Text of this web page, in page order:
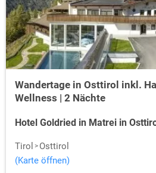
Wandertage in Osttirol inkl.
Wellness | 2 Nächte
Hotel Goldried in Matrei in
Tirol
Osttirol
(Karte öffnen)